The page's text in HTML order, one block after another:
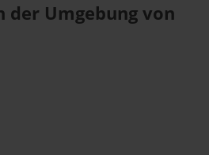
der Umgebung von